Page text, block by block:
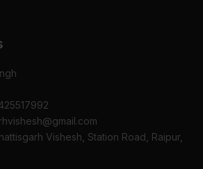
Vishesh, Station Road, Raipur,